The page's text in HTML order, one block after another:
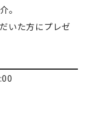
。
いた方にプレゼ